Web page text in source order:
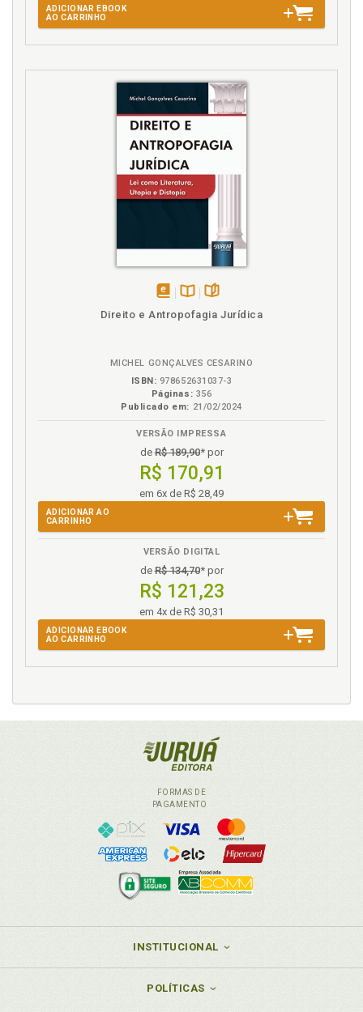
ADICIONAR EBOOK
AO CARRINHO
Direito e Antropofagia Jurídica
MICHEL GONÇALVES CESARINO
ISBN: 978652631037-3
Páginas: 356
Publicado em: 21/02/2024
VERSÃO IMPRESSA
deR$ 189,90* por
R$ 170,91
em 6x de R$ 28,49
ADICIONAR AO
CARRINHO
VERSÃO DIGITAL
deR$ 134,70* por
R$ 121,23
em 4x de R$ 30,31
ADICIONAR EBOOK
AO CARRINHO
FORMAS DE
PAGAMENTO
INSTITUCIONAL
POLÍTICAS